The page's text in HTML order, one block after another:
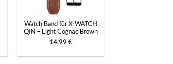
Watch Band für X-WATCH
QIN – Light Cognac Brown
14,99€